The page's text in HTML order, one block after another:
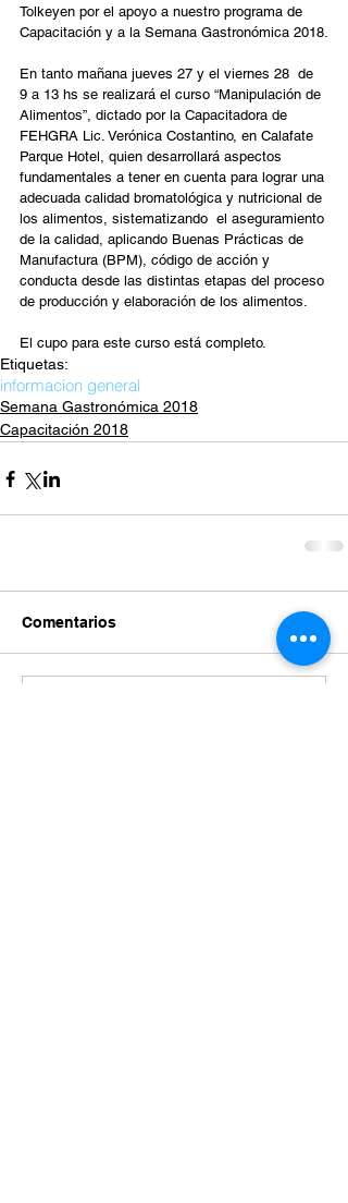
Tolkeyen por el apoyo a nuestro programa de
Capacitación y a la Semana Gastronómica 2018.
En tanto mañana jueves 27 y el viernes 28  de
9 a 13 hs se realizará el curso “Manipulación de
Alimentos”, dictado por la Capacitadora de
FEHGRA Lic. Verónica Costantino, en Calafate
Parque Hotel, quien desarrollará aspectos
fundamentales a tener en cuenta para lograr una
adecuada calidad bromatológica y nutricional de
los alimentos, sistematizando  el aseguramiento
de la calidad, aplicando Buenas Prácticas de
Manufactura (BPM), código de acción y
conducta desde las distintas etapas del proceso
de producción y elaboración de los alimentos.
El cupo para este curso está completo.
Etiquetas:
informacion general
Semana Gastronómica 2018
Capacitación 2018
Comentarios